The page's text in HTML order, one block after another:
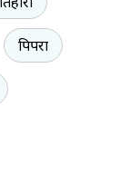
पिपरा